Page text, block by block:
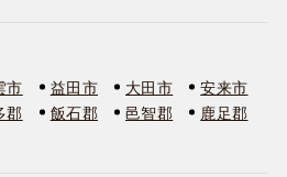
市 益田市 大田市
安来市
郡 飯石郡 邑智郡
鹿足郡